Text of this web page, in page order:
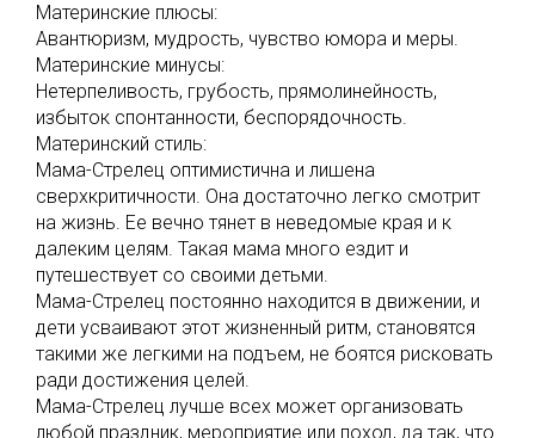
Материнские плюсы:
Авантюризм, мудрость, чувство юмора и меры.
Материнские минусы:
Нетерпеливость, грубость, прямолинейность,
избыток спонтанности, беспорядочность.
Материнский стиль:
Мама-Стрелец оптимистична и лишена
сверхкритичности. Она достаточно легко смотрит
на жизнь. Ее вечно тянет в неведомые края и к
далеким целям. Такая мама много ездит и
путешествует со своими детьми.
Мама-Стрелец постоянно находится в движении, и
дети усваивают этот жизненный ритм, становятся
такими же легкими на подъем, не боятся рисковать
ради достижения целей.
Мама-Стрелец лучше всех может организовать
любой праздник, мероприятие или поход, да так, что